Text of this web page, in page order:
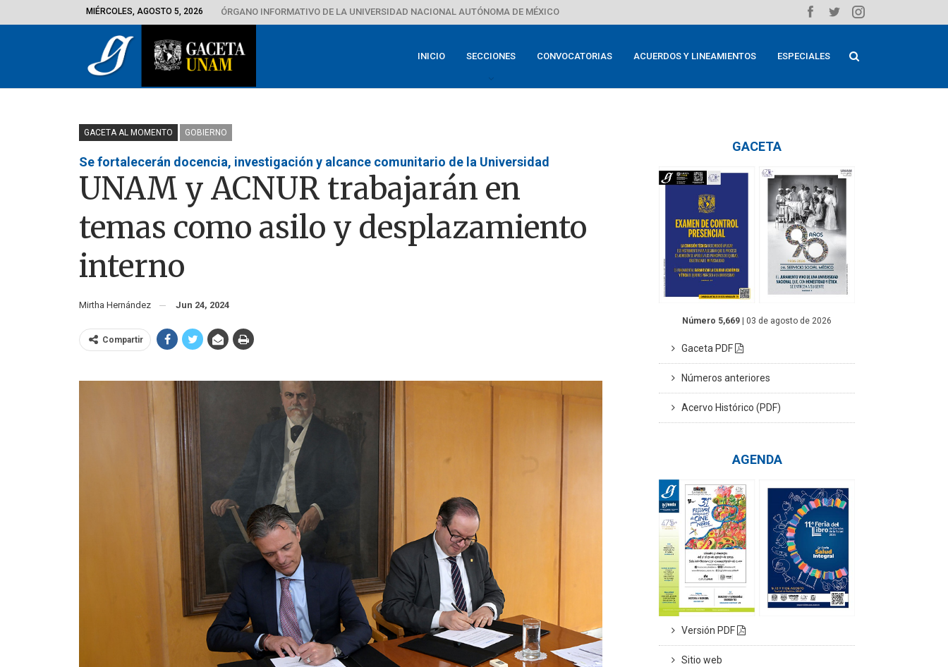
MIÉRCOLES, AGOSTO 5, 2026 ÓRGANO INFORMATIVO DE LA UNIVERSIDAD NACIONAL AUTÓNOMA DE MÉXICO
INICIO SECCIONES CONVOCATORIAS ACUERDOS Y LINEAMIENTOS ESPECIALES
GACETA AL MOMENTO GOBIERNO
Se fortalecerán docencia, investigación y alcance comunitario de la Universidad
UNAM y ACNUR trabajarán en
temas como asilo y desplazamiento
interno
Mirtha Hernández Jun 24, 2024
Compartir
GACETA
Número 5,669 | 03 de agosto de 2026
Gaceta PDF
Números anteriores
Acervo Histórico (PDF)
AGENDA
Versión PDF
Sitio web